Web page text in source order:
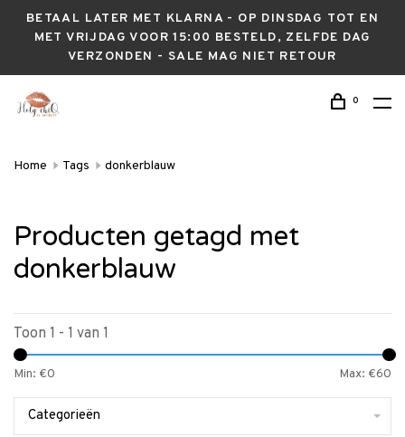
BETAAL LATER MET KLARNA - OP DINSDAG TOT EN
MET VRIJDAG VOOR 15:00 BESTELD, ZELFDE DAG
VERZONDEN - SALE MAG NIET RETOUR
0
Home Tags donkerblauw
Producten getagd met
donkerblauw
Toon 1 - 1 van 1
Min: €0 Max: €60
Categorieën